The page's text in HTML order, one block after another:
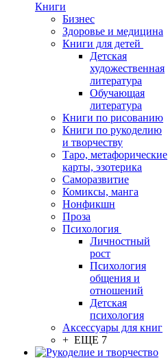
Книги
Бизнес
Здоровье и медицина
Книги для детей
Детская
художественная
литература
Обучающая
литература
Книги по рисованию
Книги по рукоделию
и творчеству
Таро, метафорические
карты, эзотерика
Саморазвитие
Комиксы, манга
Нонфикшн
Проза
Психология
Личностный
рост
Психология
общения и
отношений
Детская
психология
Аксессуары для книг
+ ЕЩЕ 7